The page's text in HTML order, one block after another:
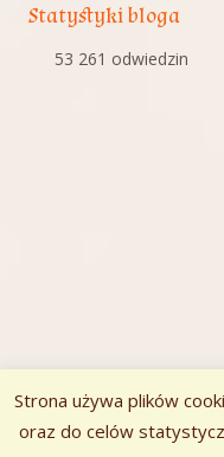
Statystyki bloga
53 261 odwiedzin
Strona używa plików
oraz do celów